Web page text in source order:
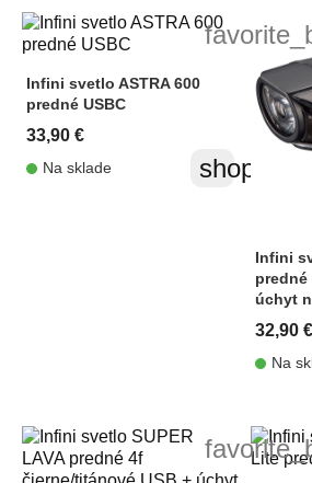
Infini svetlo ASTRA 600
predné USBC
33,90 €
Na sklade
Infini
predné
úchyt
32,90 €
Na